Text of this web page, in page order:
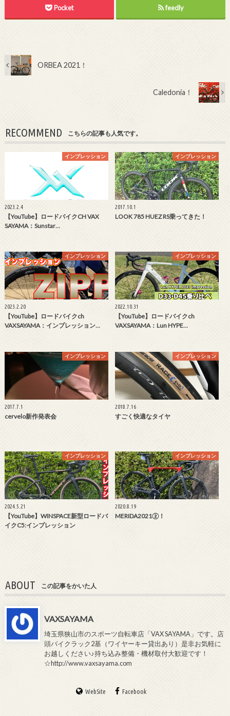
Pocket feedly
ORBEA 2021！
Caledonia！
RECOMMEND こちらの記事も人気です。
インプレッション
2023.2.4
【YouTube】ロードバイクCH VAX
SAYAMA：Sunstar…
インプレッション
2017.10.1
LOOK 785 HUEZ RS乗ってきた！
インプレッション
2023.2.20
【YouTube】ロードバイクch
VAXSAYAMA：インプレッション…
インプレッション
2022.10.31
【YouTube】ロードバイクch
VAXSAYAMA：Lun HYPE…
インプレッション
2017.7.1
cervelo新作発表会
インプレッション
2018.7.16
すごく快適なタイヤ
インプレッション
2024.5.21
【YouTube】WINSPACE新型ロードバ
イクC5:インプレッション
インプレッション
2020.8.19
MERIDA2021②！
ABOUT この記事をかいた人
VAXSAYAMA
埼玉県狭山市のスポーツ自転車店「VAX SAYAMA」です。店
頭バイクラック2基（ワイヤーキー貸出あり）是非お気軽に
お越しください♪持ち込み整備・機材取付大歓迎です！
☆http://www.vaxsayama.com
WebSite Facebook